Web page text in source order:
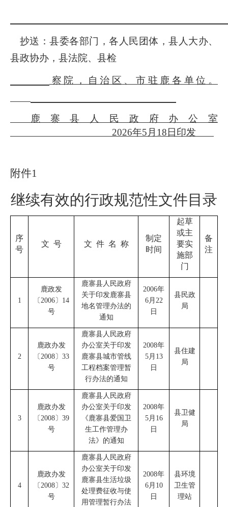
抄送：县委各部门，各人民团体，县人大办、
县政协办，县法院、县检
察院，自治区、市驻鹿各单位。
鹿寨县人民政府办公室
2026年5月 18 日印发
附件1
继续有效的行政规范性文件目录
序
号
文 号 文 件 名 称
制定
时间
起草
或主
要实
施部
门
备
注
1
鹿政发
〔 2006〕 14
号
鹿寨县人民政府
关于印发鹿寨县
地名管理办法的
通知
2006年
6月 22
日
县民政
局
2
鹿政办发
〔 2008〕 33
号
鹿寨县人民政府
办公室关于印发
鹿寨县城市管线
工程档案管理暂
行办法的通知
2008年
5月 13
日
县住建
局
3
鹿政办发
〔 2008〕 39
号
鹿寨县人民政府
办公室关于印发
《鹿寨县爱国卫
生工作管理办
法》的通知
2008年
5月 16
日
县卫健
局
4
鹿政办发
〔 2008〕 32
号
鹿寨县人民政府
办公室关于印发
鹿寨县生活垃圾
处理费征收与使
用管理暂行办法
2008年
6月 10
日
县环境
卫生管
理站